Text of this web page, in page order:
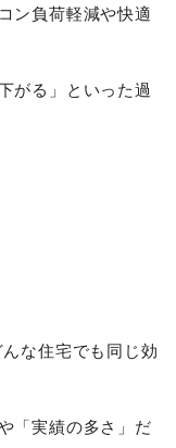
ン負荷軽減や快適
がる」といった過
な住宅でも同じ効
「実績の多さ」だ